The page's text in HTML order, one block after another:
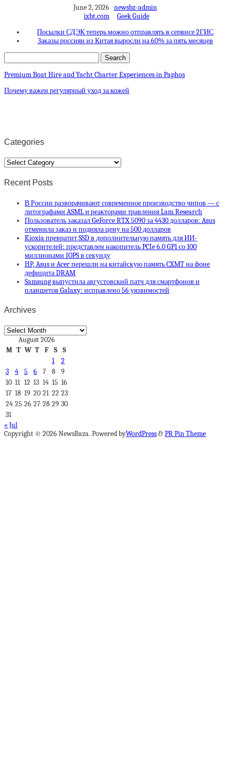
June 2, 2026 newsbz-admin
ixbt.com
Geek Guide
Посылки СДЭК теперь можно отправлять в сервисе 2ГИС
Заказы россиян из Китая выросли на 60% за пять месяцев
Premium Boat Hire and Yacht Charter Experiences in Paphos
Почему важен регулярный уход за кожей
Categories
Categories
Recent Posts
В России разворачивают современное производство чипов — с
литографами ASML и реакторами травления Lam Research
Пользователь заказал GeForce RTX 5090 за 4430 долларов: Asus
отменила заказ и подняла цену на 500 долларов
Kioxia превратит SSD в дополнительную память для ИИ-
ускорителей: представлен накопитель PCIe 6.0 GP1 со 100
миллионами IOPS в секунду
HP, Asus и Acer перешли на китайскую память CXMT на фоне
дефицита DRAM
Samsung выпустила августовский патч для смартфонов и
планшетов Galaxy: исправлено 56 уязвимостей
Archives
Archives
August 2026
M T W T F S
S
1
2
3
4 5 6 7 8
9
10 11 12 13 14 15 16
17 18 19 20 21 22 23
24 25 26 27 28 29 30
31
« Jul
Copyright © 2026 NewsBaza. Powered byWordPress&PR Pin Theme